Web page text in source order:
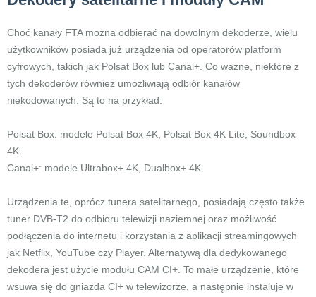
Choć kanały FTA można odbierać na dowolnym dekoderze, wielu
użytkowników posiada już urządzenia od operatorów platform
cyfrowych, takich jak Polsat Box lub Canal+. Co ważne, niektóre z
tych dekoderów również umożliwiają odbiór kanałów
niekodowanych. Są to na przykład:
Polsat Box: modele Polsat Box 4K, Polsat Box 4K Lite, Soundbox
4K.
Canal+: modele Ultrabox+ 4K, Dualbox+ 4K.
Urządzenia te, oprócz tunera satelitarnego, posiadają często także
tuner DVB-T2 do odbioru telewizji naziemnej oraz możliwość
podłączenia do internetu i korzystania z aplikacji streamingowych
jak Netflix, YouTube czy Player. Alternatywą dla dedykowanego
dekodera jest użycie modułu CAM CI+. To małe urządzenie, które
wsuwa się do gniazda CI+ w telewizorze, a następnie instaluje w